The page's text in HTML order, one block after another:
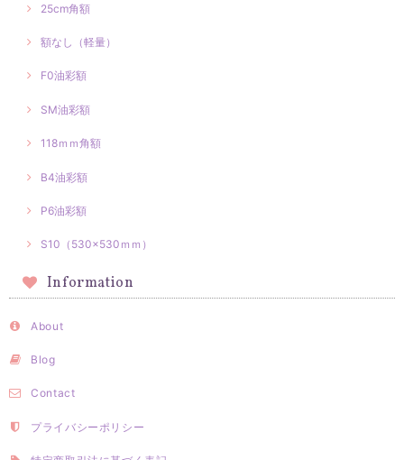
25cm角額
額なし（軽量）
F0油彩額
SM油彩額
118ｍｍ角額
B4油彩額
P6油彩額
S10（530×530ｍｍ）
Information
About
Blog
Contact
プライバシーポリシー